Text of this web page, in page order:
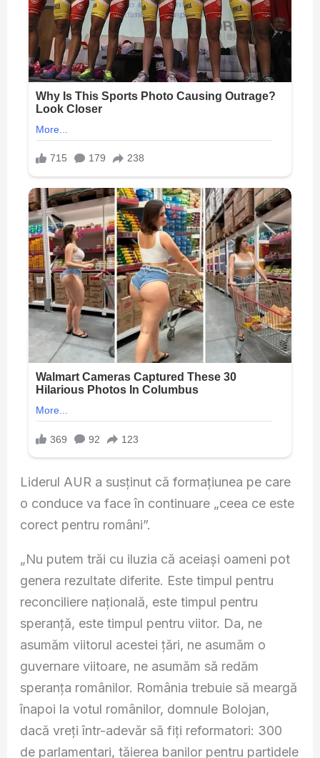
Liderul AUR a susținut că formațiunea pe care
o conduce va face în continuare „ceea ce este
corect pentru români”.
„Nu putem trăi cu iluzia că aceiași oameni pot
genera rezultate diferite. Este timpul pentru
reconciliere națională, este timpul pentru
speranță, este timpul pentru viitor. Da, ne
asumăm viitorul acestei țări, ne asumăm o
guvernare viitoare, ne asumăm să redăm
speranța românilor. România trebuie să meargă
înapoi la votul românilor, domnule Bolojan,
dacă vreți într-adevăr să fiți reformatori: 300
de parlamentari, tăierea banilor pentru partidele